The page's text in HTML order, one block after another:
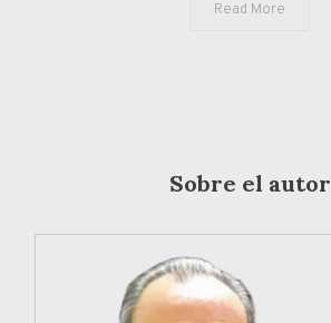
Read More
Sobre el autor